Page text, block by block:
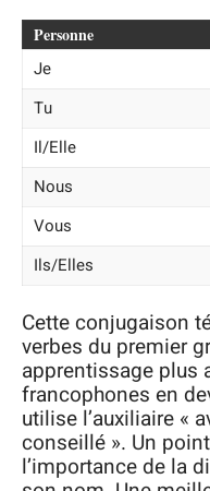
Personne
Je
Tu
Il/Elle
Nous
Vous
Ils/Elles
Cette conjugaison
verbes du premier
apprentissage plus
francophones en
utilise l’auxiliaire «
conseillé ». Un
l’importance de la